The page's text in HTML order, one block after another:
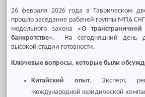
26 февраля 2026 года в Таврическом
прошло заседание рабочей группы МПА СНГ
модельного закона «О трансграничной
банкротстве». На сегодняшний день
высокой стадии готовности.
Ключевые вопросы, которые были
Китайский опыт. Эксперт,
международной юридической